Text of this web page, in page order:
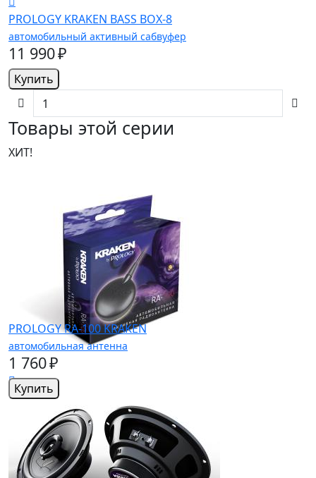
PROLOGY KRAKEN BASS BOX-8
автомобильный активный сабвуфер
11 990 ₽
Купить
Товары этой серии
ХИТ!
PROLOGY RA-100 KRAKEN
автомобильная антенна
1 760 ₽
Купить